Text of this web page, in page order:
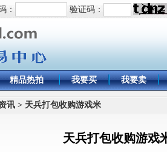
： 验证码：
精品热拍 我要买 我要卖
讯 > 天兵打包收购游戏米
天兵打包收购游戏